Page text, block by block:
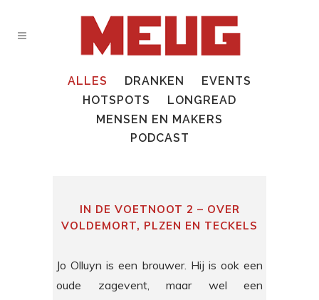
ALLES DRANKEN
EVENTS
HOTSPOTS
LONGREAD
MENSEN EN MAKERS
PODCAST
IN DE VOETNOOT 2 – OVER
VOLDEMORT, PLZEN EN TECKELS
Jo Olluyn is een brouwer. Hij is ook een
oude zagevent, maar wel een